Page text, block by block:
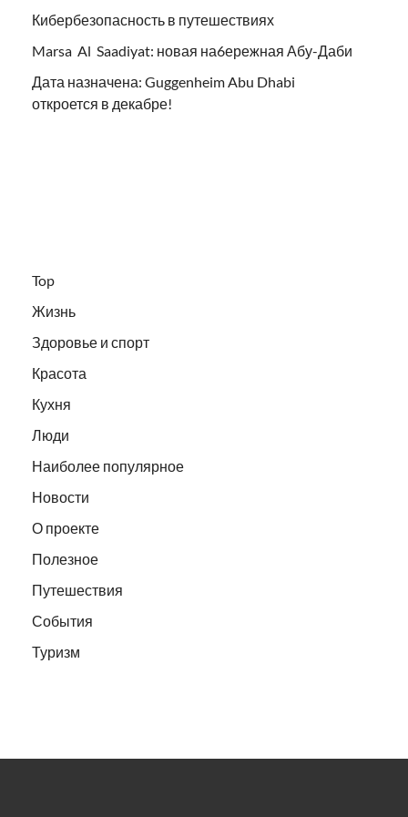
Кибербезопасность в путешествиях
Marsa Al Saadiyat: новая на6ережная Абу-Даби
Дата назначена: Guggenheim Abu Dhabi
откроется в декабре!
Top
Жизнь
Здоровье и спорт
Красота
Кухня
Люди
Наиболее популярное
Новости
О проекте
Полезное
Путешествия
События
Туризм